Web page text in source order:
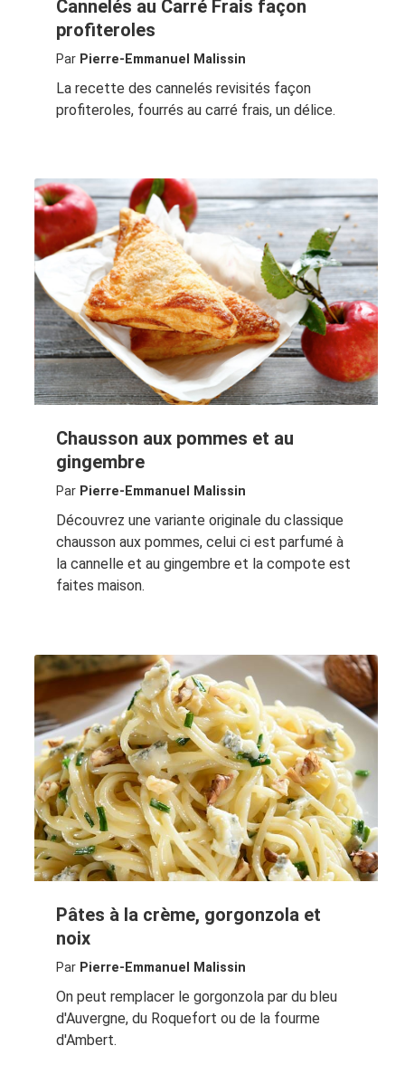
Cannelés au Carré Frais façon
profiteroles
Par Pierre-Emmanuel Malissin
La recette des cannelés revisités façon
profiteroles, fourrés au carré frais, un délice.
Chausson aux pommes et au
gingembre
Par Pierre-Emmanuel Malissin
Découvrez une variante originale du classique
chausson aux pommes, celui ci est parfumé à
la cannelle et au gingembre et la compote est
faites maison.
Pâtes à la crème, gorgonzola et
noix
Par Pierre-Emmanuel Malissin
On peut remplacer le gorgonzola par du bleu
d'Auvergne, du Roquefort ou de la fourme
d'Ambert.